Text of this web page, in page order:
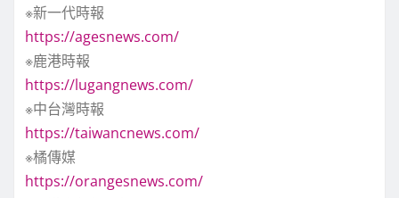
※新一代時報
https://agesnews.com/
※鹿港時報
https://lugangnews.com/
※中台灣時報
https://taiwancnews.com/
※橘傳媒
https://orangesnews.com/